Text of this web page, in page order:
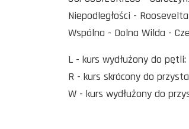
Niepodległości -
Wspólna - Dolna Wilda -
L - kurs wydłużony do
R - kurs skrócony do
W - kurs wydłużony do